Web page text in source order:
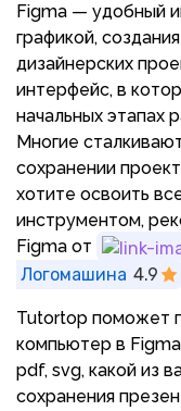
Figma — удобный
графикой,
дизайнерских
интерфейс, в
начальных
Многие
сохранении
хотите освоить
инструментом,
Figma от
Логомашина 4.9
Tutortop поможет
компьютер в
pdf, svg, какой из
сохранения